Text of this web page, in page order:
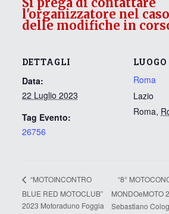
DETTAGLI
Data:
22 Luglio 2023
Tag Evento:
26756
LUOGO
Roma
Lazio
Roma,
l'organizzatore nel
delle modifiche in
“MOTOINCONTRO
BLUE RED MOTOCLUB”
2023 Motoraduno Foggia
“8°
MONDOeMOTO
Sebastiano